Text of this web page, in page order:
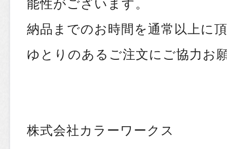
納品までのお時間を通常以上に
ゆとりのあるご注文にご協力お
株式会社カラーワークス